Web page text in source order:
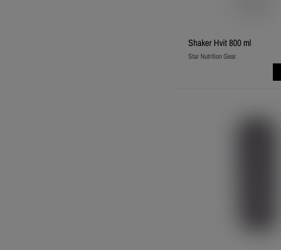
Shaker Hvit 800 ml
Star Nutrition Gear